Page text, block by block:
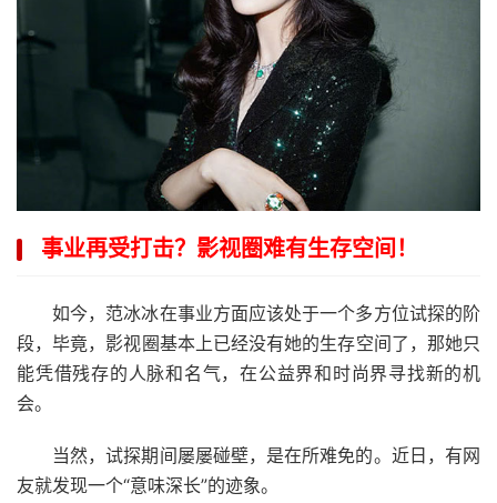
事业再受打击？影视圈难有生存空间！
如今，范冰冰在事业方面应该处于一个多方位试探的阶
段，毕竟，影视圈基本上已经没有她的生存空间了，那她只
能凭借残存的人脉和名气，在公益界和时尚界寻找新的机
会。
当然，试探期间屡屡碰壁，是在所难免的。近日，有网
友就发现一个“意味深长”的迹象。